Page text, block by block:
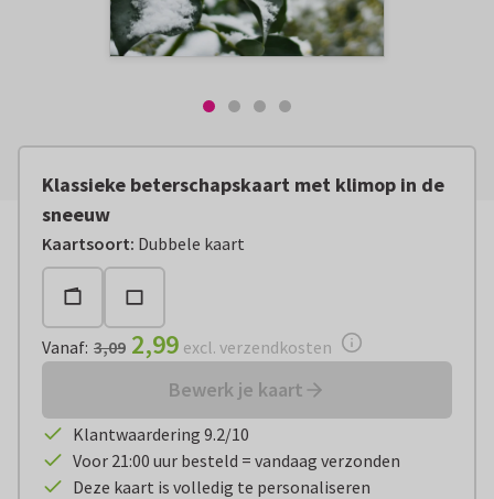
Klassieke beterschapskaart met klimop in de
sneeuw
Kaartsoort: Dubbele kaart
Vanaf: € 2,99 excl. verzendkosten
Vanaf: 3,09 2,99 excl. verzendkosten
Bewerk je kaart
Klantwaardering 9.2/10
Voor 21:00 uur besteld = vandaag verzonden
Deze kaart is volledig te personaliseren